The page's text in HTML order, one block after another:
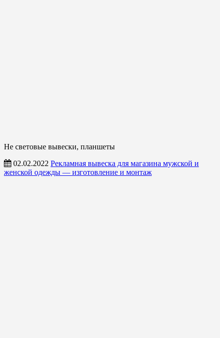
Не световые вывески, планшеты
02.02.2022 Рекламная вывеска для магазина мужской и
женской одежды — изготовление и монтаж